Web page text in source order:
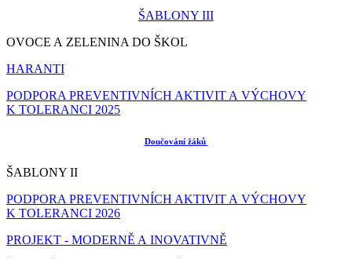
ŠABLONY III
OVOCE A ZELENINA DO ŠKOL
HARANTI
PODPORA PREVENTIVNÍCH AKTIVIT A VÝCHOVY
K TOLERANCI 2025
Doučování žáků
ŠABLONY II
PODPORA PREVENTIVNÍCH AKTIVIT A VÝCHOVY
K TOLERANCI 2026
PROJEKT - MODERNĚ A INOVATIVNĚ